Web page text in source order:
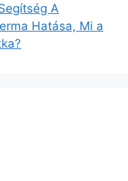
A
Hatása, Mi a